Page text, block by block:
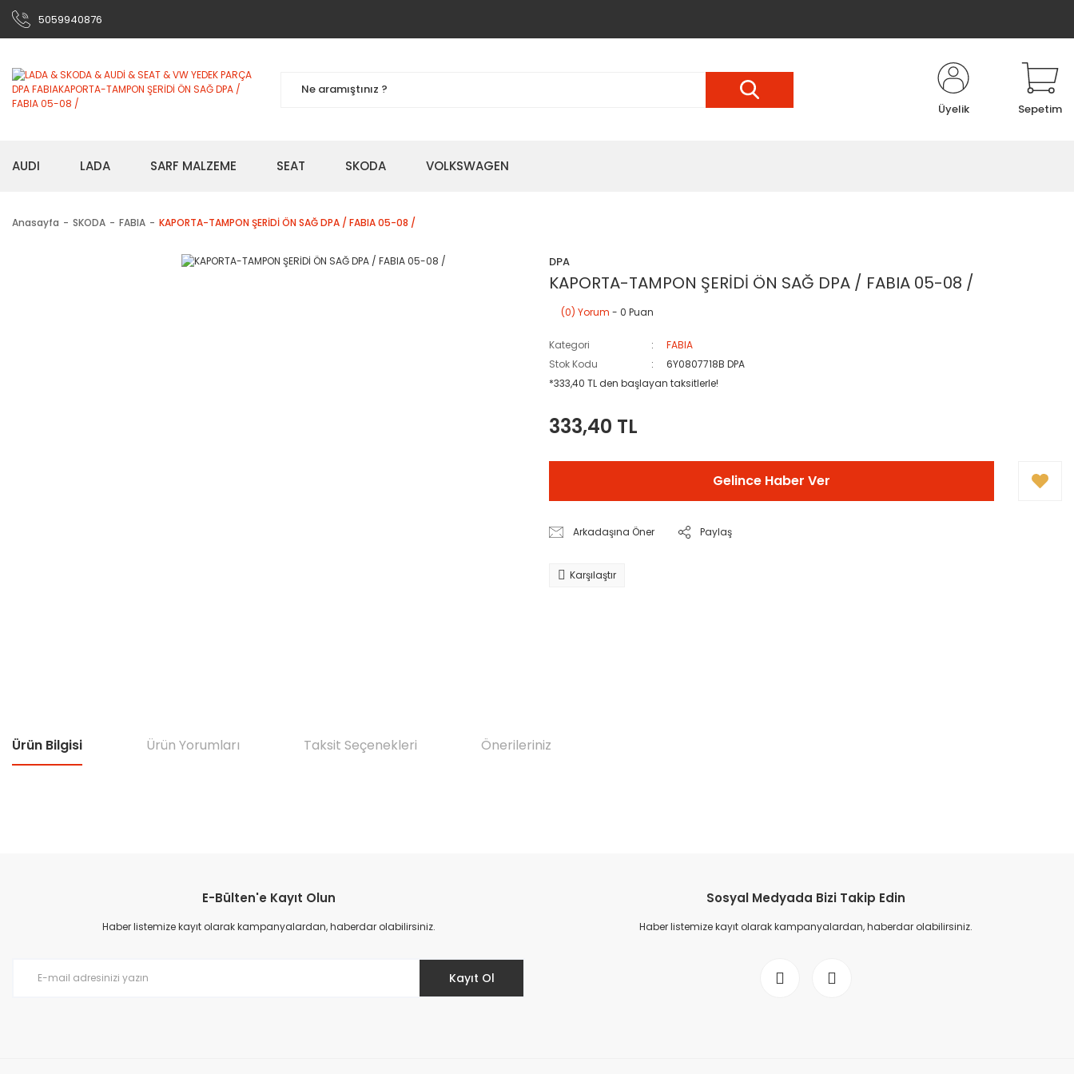
5059940876
Üyelik Sepetim
AUDI LADA SARF MALZEME SEAT SKODA VOLKSWAGEN
Anasayfa SKODA FABIA KAPORTA-TAMPON ŞERİDİ ÖN SAĞ DPA / FABIA 05-08 /
DPA
KAPORTA-TAMPON ŞERİDİ ÖN SAĞ DPA / FABIA 05-08 /
(0) Yorum - 0 Puan
Kategori
FABIA
Stok Kodu
6Y0807718B DPA
*333,40 TL den başlayan taksitlerle!
333,40 TL
Gelince Haber Ver
Arkadaşına Öner Paylaş
Karşılaştır
Ürün Bilgisi Ürün Yorumları Taksit Seçenekleri Önerileriniz
Ürün resmi kalitesiz, bozuk veya görüntülenemiyor.
Ürün açıklamasında eksik bilgiler bulunuyor.
E-Bülten'e Kayıt Olun
Haber listemize kayıt olarak kampanyalardan, haberdar olabilirsiniz.
Kayıt Ol
Sosyal Medyada Bizi Takip Edin
Haber listemize kayıt olarak kampanyalardan, haberdar olabilirsiniz.